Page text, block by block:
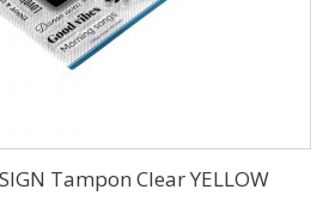
Tampon Clear YELLOW